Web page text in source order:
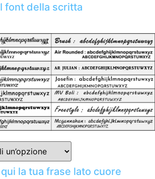
font della scritta
la tua frase lato cuore